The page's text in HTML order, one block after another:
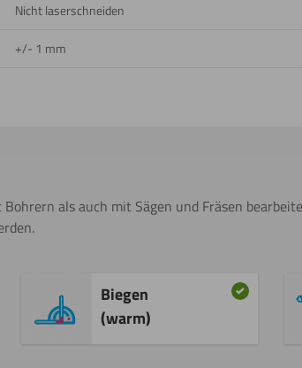
Nicht laserschneiden
+/- 1 mm
als auch mit Sägen und Fräsen
Biegen
(warm)